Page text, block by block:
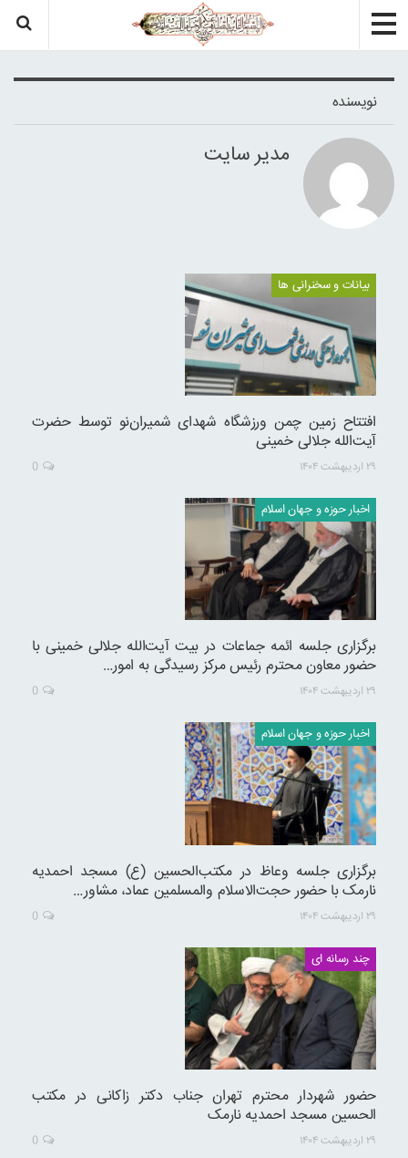
نویسنده
مدیر سایت
بیانات و سخنرانی ها
افتتاح زمین چمن ورزشگاه شهدای شمیران‌نو توسط حضرت
آیت‌الله جلالی خمینی
۲۹ اردیبهشت ۱۴۰۴ 0
اخبار حوزه و جهان اسلام
برگزاری جلسه ائمه جماعات در بیت آیت‌الله جلالی خمینی با
حضور معاون محترم رئیس مرکز رسیدگی به امور…
۲۹ اردیبهشت ۱۴۰۴ 0
اخبار حوزه و جهان اسلام
برگزاری جلسه وعاظ در مکتب‌الحسین (ع) مسجد احمدیه
نارمک با حضور حجت‌الاسلام والمسلمین عماد، مشاور…
۲۹ اردیبهشت ۱۴۰۴ 0
چند رسانه ای
حضور شهردار محترم تهران جناب دکتر زاکانی در مکتب
الحسین مسجد احمدیه نارمک
۲۹ اردیبهشت ۱۴۰۴ 0